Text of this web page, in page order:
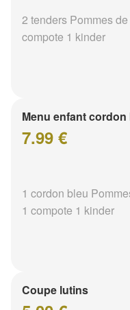
2 tenders Pommes
compote 1 kinder
Menu enfant cordon
7.99 €
1 cordon bleu
1 compote 1 kinder
Coupe lutins